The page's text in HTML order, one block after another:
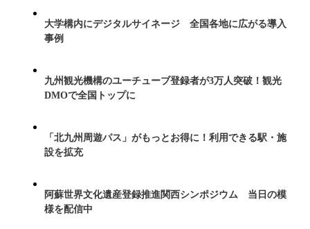
大学構内にデジタルサイネージ 全国各地に広がる導入
事例
九州観光機構のユーチューブ登録者が3万人突破！観光
DMOで全国トップに
「北九州周遊パス」がもっとお得に！利用できる駅・施
設を拡充
阿蘇世界文化遺産登録推進関西シンポジウム 当日の模
様を配信中